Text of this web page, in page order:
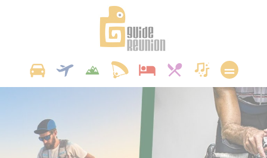
Panneau de gestion des cookies